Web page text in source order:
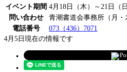
イベント期間 4月18日（木）～21日（日
問い合わせ
青潮書道会事務所（月・
電話番号
073（436）7071
4月5日現在の情報です